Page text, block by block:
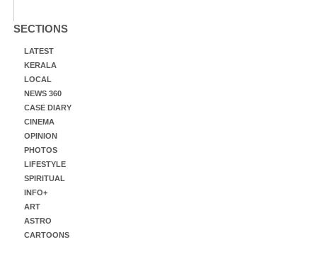
SECTIONS
LATEST
KERALA
LOCAL
NEWS 360
CASE DIARY
CINEMA
OPINION
PHOTOS
LIFESTYLE
SPIRITUAL
INFO+
ART
ASTRO
CARTOONS